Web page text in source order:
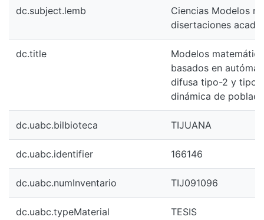
dc.subject.lemb
Ciencias Modelos
disertaciones
dc.title
Modelos
basados en
difusa tipo-2 y tipo-
dinámica de
dc.uabc.bilbioteca TIJUANA
dc.uabc.identifier 166146
dc.uabc.numInventario TIJ091096
dc.uabc.typeMaterial TESIS